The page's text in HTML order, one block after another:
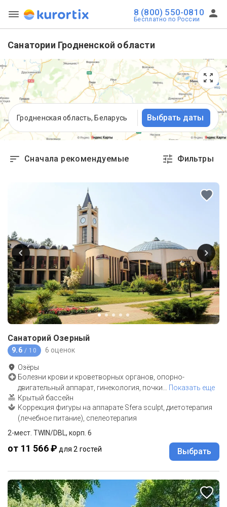
8 (800) 550-0810
Бесплатно по России
Санатории Гродненской области
Гродненская область, Беларусь Выбрать даты
Сначала рекомендуемые Фильтры
Санаторий Озерный
9.6 / 10 6 оценок
Озёры
Болезни крови и кроветворных органов, опорно-
двигательный аппарат, гинекология, почки
Показать еще
Крытый бассейн
Коррекция фигуры на аппарате Sfera sculpt, диетотерапия
(лечебное питание), спелеотерапия
2-мест. TWIN/DBL, корп. 6
от 11 566 ₽ для 2 гостей Выбрать